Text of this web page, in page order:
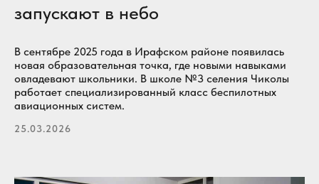
запускают в небо
В сентябре 2025 года в Ирафском районе появилась
новая образовательная точка, где новыми навыками
овладевают школьники. В школе №3 селения Чиколы
работает специализированный класс беспилотных
авиационных систем.
25.03.2026